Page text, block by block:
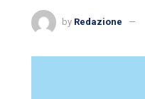
by Redazione